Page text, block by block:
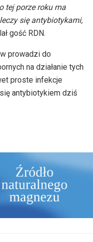
tej porze roku ma
się antybiotykami,
gość RDN.
prowadzi do
na działanie tych
proste infekcje
antybiotykiem dziś